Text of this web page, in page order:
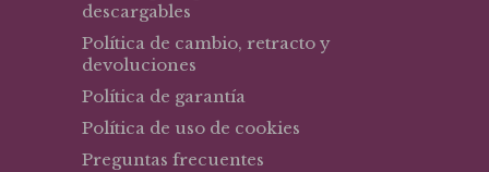
descargables
Política de cambio, retracto y
devoluciones
Política de garantía
Política de uso de cookies
Preguntas frecuentes